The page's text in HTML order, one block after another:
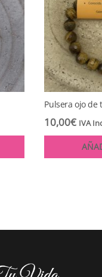
Pulsera ojo de
10,00€ IVA